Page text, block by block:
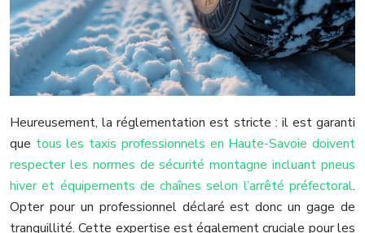
Heureusement, la réglementation est stricte : il est garanti
que tous les taxis professionnels en Haute-Savoie doivent
respecter les normes de sécurité montagne incluant pneus
hiver et équipements de chaînes selon l’arrêté préfectoral.
Opter pour un professionnel déclaré est donc un gage de
tranquillité. Cette expertise est également cruciale pour les